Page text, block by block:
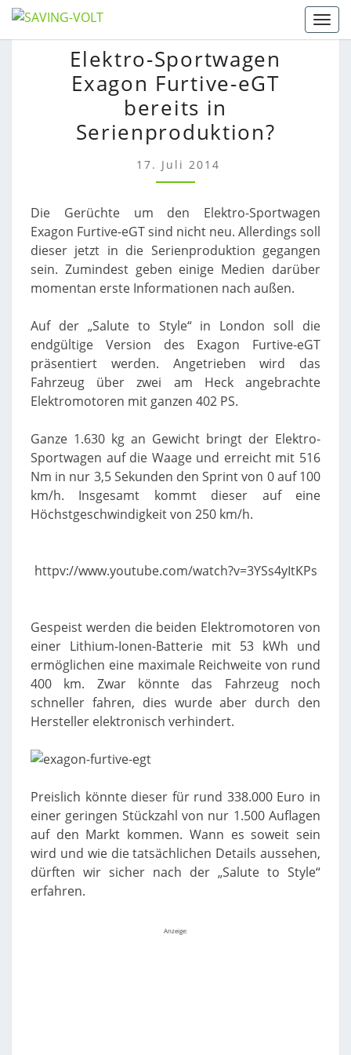
Skip
to
ELEKTRO-
SPORTWAGEN
EXAGON
FURTIVE-
EGT
BEREITS
SERIENPRODUKTION?
Elektro-Sportwagen
Exagon Furtive-eGT
bereits in
Serienproduktion?
17. Juli 2014
Die Gerüchte um den Elektro-Sportwagen
Exagon Furtive-eGT sind nicht neu. Allerdings soll
dieser jetzt in die Serienproduktion gegangen
sein. Zumindest geben einige Medien darüber
momentan erste Informationen nach außen.
Auf der „Salute to Style“ in London soll die
endgültige Version des Exagon Furtive-eGT
präsentiert werden. Angetrieben wird das
Fahrzeug über zwei am Heck angebrachte
Elektromotoren mit ganzen 402 PS.
Ganze 1.630 kg an Gewicht bringt der Elektro-
Sportwagen auf die Waage und erreicht mit 516
Nm in nur 3,5 Sekunden den Sprint von 0 auf 100
km/h. Insgesamt kommt dieser auf eine
Höchstgeschwindigkeit von 250 km/h.
httpv://www.youtube.com/watch?v=3YSs4yItKPs
Gespeist werden die beiden Elektromotoren von
einer Lithium-Ionen-Batterie mit 53 kWh und
ermöglichen eine maximale Reichweite von rund
400 km. Zwar könnte das Fahrzeug noch
schneller fahren, dies wurde aber durch den
Hersteller elektronisch verhindert.
Preislich könnte dieser für rund 338.000 Euro in
einer geringen Stückzahl von nur 1.500 Auflagen
auf den Markt kommen. Wann es soweit sein
wird und wie die tatsächlichen Details aussehen,
dürften wir sicher nach der „Salute to Style“
erfahren.
Anzeige: